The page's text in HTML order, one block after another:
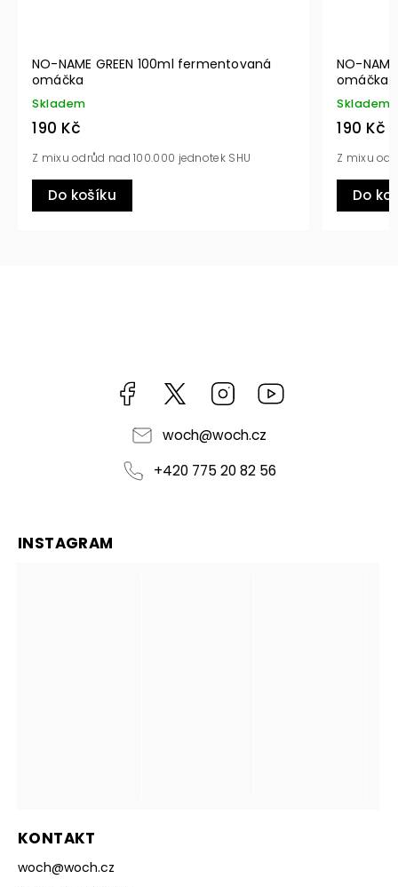
fermentovaná
SHU
NO-NAME RED 100ml fermentovaná
Z mixu odrůd nad 100.000 jednotek SHU
Facebook https://twitter.com/worldofchilli
Instagram
woch@woch.cz
+420 775 20 82 56
KONTAKT
woch@woch.cz
INSTAGRAM